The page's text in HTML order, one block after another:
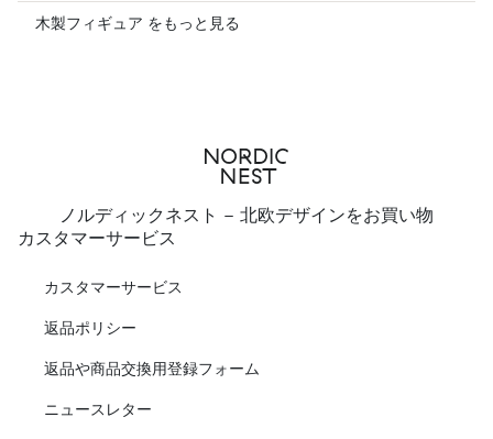
木製フィギュア をもっと見る
ノルディックネスト - 北欧デザインをお買い物
カスタマーサービス
カスタマーサービス
返品ポリシー
返品や商品交換用登録フォーム
ニュースレター